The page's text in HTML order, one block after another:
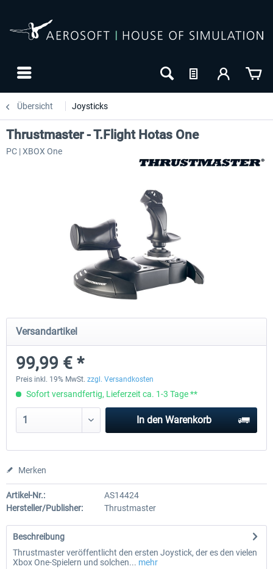
Übersicht Joysticks
Honeycomb - Foxtrot Aviation Stick
149,99 € *
Pro Flight Trainer - PUMA X
Thrustmaster - T.Flight Hotas One
PC | XBOX One
Versandartikel
99,99 € *
Preis inkl. 19% MwSt. zzgl. Versandkosten
Sofort versandfertig, Lieferzeit ca. 1-3 Tage **
In den Warenkorb
Merken
Artikel-Nr.:
AS14424
Hersteller/Publisher:
Thrustmaster
Beschreibung
Thrustmaster veröffentlicht den ersten Joystick, der es den vielen
Xbox One-Spielern und solchen... mehr